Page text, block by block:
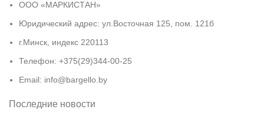
ООО «МАРКИСТАН»
Юридический адрес: ул.Восточная 125, пом. 121б
г.Минск, индекс 220113
Телефон: +375(29)344-00-25
Email: info@bargello.by
Последние новости